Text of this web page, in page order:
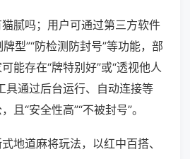
腻吗；用户可通过第三方软件
牌型”“防检测防封号”等功能，部
能存在“牌特别好”或“透视他人
具通过后台运行、自动连接等
且“安全性高”“不被封号”。
地道麻将玩法，以红中百搭、